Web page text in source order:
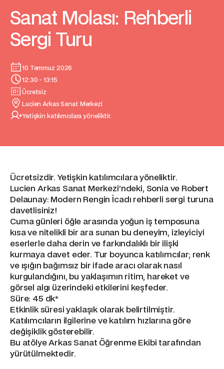
Sanat Molası: Rehberli
Sergi Turu
10 Temmuz 2026
12:30 - 13:15
Ücretsiz
Lucien Arkas Sanat Merkezi
Yetişkin katılımcılara yöneliktir.
Ücretsizdir. Yetişkin katılımcılara yöneliktir.
Lucien Arkas Sanat Merkezi’ndeki, Sonia ve Robert
Delaunay: Modern Rengin İcadı rehberli sergi turuna
davetlisiniz!
Cuma günleri öğle arasında yoğun iş temposuna
kısa ve nitelikli bir ara sunan bu deneyim, izleyiciyi
eserlerle daha derin ve farkındalıklı bir ilişki
kurmaya davet eder. Tur boyunca katılımcılar; renk
ve ışığın bağımsız bir ifade aracı olarak nasıl
kurgulandığını, bu yaklaşımın ritim, hareket ve
görsel algı üzerindeki etkilerini keşfeder.
Süre: 45 dk*
Etkinlik süresi yaklaşık olarak belirtilmiştir.
Katılımcıların ilgilerine ve katılım hızlarına göre
değişiklik gösterebilir.
Bu atölye Arkas Sanat Öğrenme Ekibi tarafından
yürütülmektedir.